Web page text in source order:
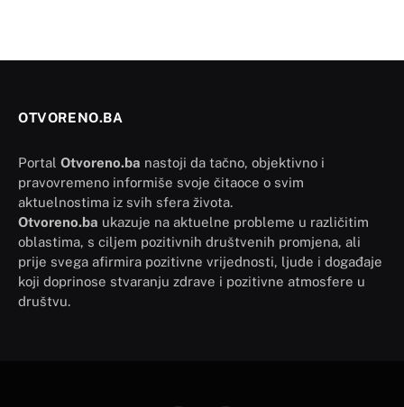
OTVORENO.BA
Portal Otvoreno.ba nastoji da tačno, objektivno i
pravovremeno informiše svoje čitaoce o svim
aktuelnostima iz svih sfera života.
Otvoreno.ba ukazuje na aktuelne probleme u različitim
oblastima, s ciljem pozitivnih društvenih promjena, ali
prije svega afirmira pozitivne vrijednosti, ljude i događaje
koji doprinose stvaranju zdrave i pozitivne atmosfere u
društvu.